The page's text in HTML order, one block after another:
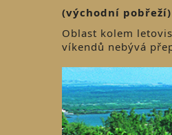
(východní pobřeží)
Oblast kolem
víkendů nebývá